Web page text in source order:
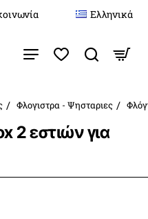
Ελληνικά
2 εστιών για
Φλογιστρα - Ψησταριες